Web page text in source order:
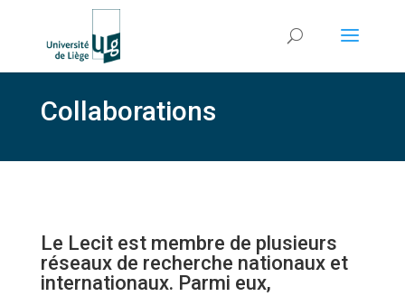
Collaborations
Le Lecit est membre de plusieurs
réseaux de recherche nationaux et
internationaux. Parmi eux,